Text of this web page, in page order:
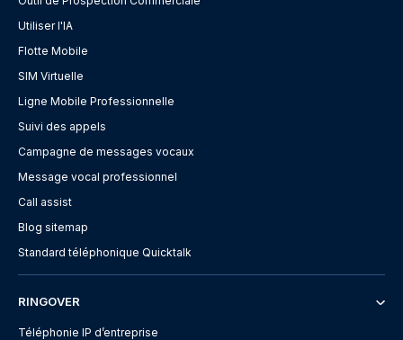
Utiliser l'IA
Flotte Mobile
SIM Virtuelle
Ligne Mobile Professionnelle
Suivi des appels
Campagne de messages vocaux
Message vocal professionnel
Call assist
Blog sitemap
Standard téléphonique Quicktalk
RINGOVER
Téléphonie IP d’entreprise